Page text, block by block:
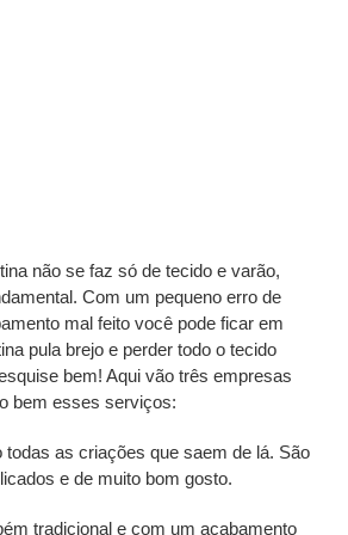
não se faz só de tecido e varão,
Com um pequeno erro de
mal feito você pode ficar em
pula brejo e perder todo o tecido
bem! Aqui vão três empresas
bem esses serviços:
todas as criações que saem de lá. São
e de muito bom gosto.
tradicional e com um acabamento